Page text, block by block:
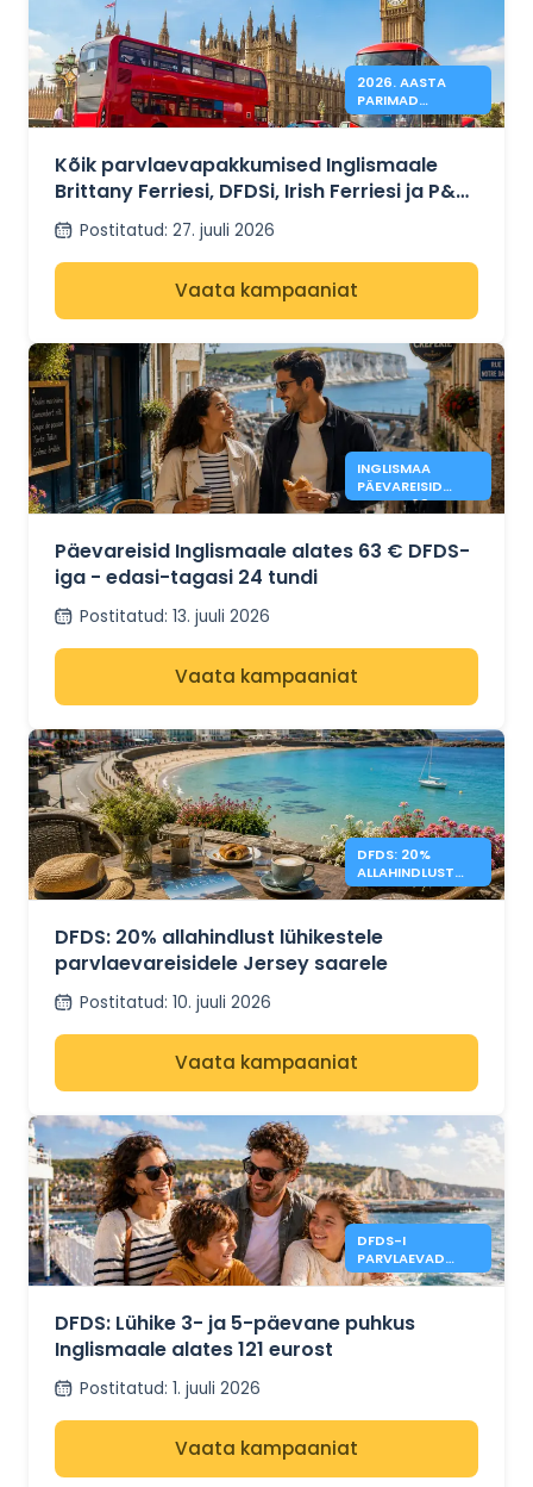
2026. AASTA
PARIMAD
PRAAMIPAKKUMIS
AL 41€
Kõik parvlaevapakkumised Inglismaale
Brittany Ferriesi, DFDSi, Irish Ferriesi ja P&O
Ferriesiga – alates 41 eurost
Postitatud: 27. juuli 2026
Vaata kampaaniat
INGLISMAA
PÄEVAREISID
ALATES 63 € -
Päevareisid Inglismaale alates 63 € DFDS-
iga - edasi-tagasi 24 tundi
Postitatud: 13. juuli 2026
Vaata kampaaniat
DFDS: 20%
ALLAHINDLUST
JERSEY
DFDS: 20% allahindlust lühikestele
parvlaevareisidele Jersey saarele
Postitatud: 10. juuli 2026
Vaata kampaaniat
DFDS-I
PARVLAEVAD
INGLISMAALE
DFDS: Lühike 3- ja 5-päevane puhkus
Inglismaale alates 121 eurost
Postitatud: 1. juuli 2026
Vaata kampaaniat